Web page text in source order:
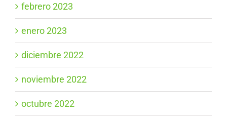
febrero 2023
enero 2023
diciembre 2022
noviembre 2022
octubre 2022